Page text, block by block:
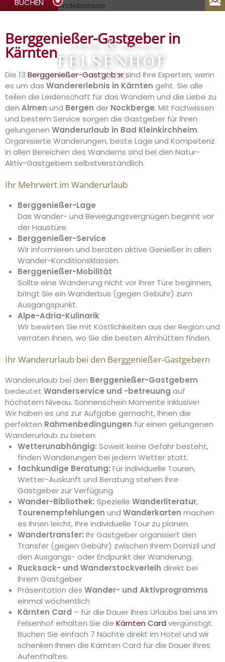
Menü
BUCHEN
Berggenießer-Gastgeber in
Kärnten
Die 13 Berggenießer-Gastgebersind Ihre Experten, wenn
es um das Wandererlebnis in Kärnten geht. Sie alle
teilen die Leidenschaft für das Wandern und die Liebe zu
den Almen und Bergen der Nockberge. Mit Fachwissen
und bestem Service sorgen die Gastgeber für Ihren
gelungenen Wanderurlaub in Bad Kleinkirchheim.
Organisierte Wanderungen, beste Lage und Kompetenz
in allen Bereichen des Wanderns sind bei den Natur-
Aktiv-Gastgebern selbstverständlich.
Ihr Mehrwert im Wanderurlaub
Berggenießer-Lage
Das Wander- und Bewegungsvergnügen beginnt vor
der Haustüre.
Berggenießer-Service
Wir informieren und beraten aktive Genießer in allen
Wander-Konditionsklassen.
Berggenießer-Mobilität
Sollte eine Wanderung nicht vor Ihrer Türe beginnen,
bringt Sie ein Wanderbus (gegen Gebühr) zum
Ausgangspunkt.
Alpe-Adria-Kulinarik
Wir bewirten Sie mit Köstlichkeiten aus der Region und
verraten Ihnen, wo Sie die besten Almhütten finden.
Ihr Wanderurlaub bei den Berggenießer-Gastgebern
Wanderurlaub bei den Berggenießer-Gastgebern
bedeutet Wanderservice und -betreuung auf
höchstem Niveau. Sonnenschein Momente inklusive!
Wir haben es uns zur Aufgabe gemacht, Ihnen die
perfekten Rahmenbedingungen für einen gelungenen
Wanderurlaub zu bieten:
Wetterunabhängig: Soweit keine Gefahr besteht,
finden Wanderungen bei jedem Wetter statt.
fachkundige Beratung: Für individuelle Touren,
Wetter-Auskunft und Beratung stehen Ihre
Gastgeber zur Verfügung.
Wander-Bibliothek: Spezielle Wanderliteratur,
Tourenempfehlungen und Wanderkarten machen
es Ihnen leicht, Ihre individuelle Tour zu planen.
Wandertransfer: Ihr Gastgeber organisiert den
Transfer (gegen Gebühr) zwischen Ihrem Domizil und
den Ausgangs- oder Endpunkt der Wanderung.
Rucksack- und Wanderstockverleih direkt bei
Ihrem Gastgeber
Präsentation des Wander- und Aktivprogramms
einmal wöchentlich
Kärnten Card – für die Dauer Ihres Urlaubs bei uns im
Felsenhof erhalten Sie die Kärnten Card vergünstigt.
Buchen Sie einfach 7 Nächte direkt im Hotel und wir
schenken Ihnen die Kärnten Card für die Dauer Ihres
Aufenthaltes.